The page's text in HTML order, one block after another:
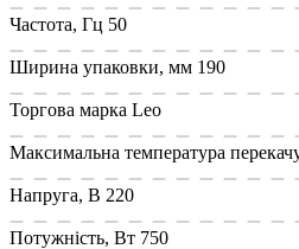
Частота, Гц 50
Ширина упаковки, мм 190
Торгова марка Leo
Максимальна температура
Напруга, В 220
Потужність, Вт 750